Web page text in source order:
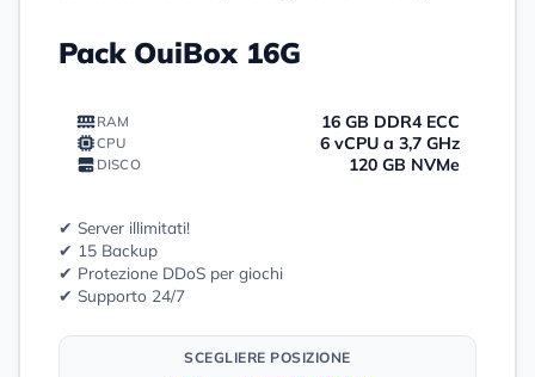
Pack OuiBox 16G
RAM 16 GB DDR4 ECC
CPU 6 vCPU a 3,7 GHz
DISCO 120 GB NVMe
✔ Server illimitati!
✔ 15 Backup
✔ Protezione DDoS per giochi
✔ Supporto 24/7
SCEGLIERE POSIZIONE